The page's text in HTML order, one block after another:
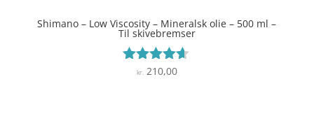
Shimano – Low Viscosity – Mineralsk olie – 500 ml –
Til skivebremser
Vurderet
kr. 210,00